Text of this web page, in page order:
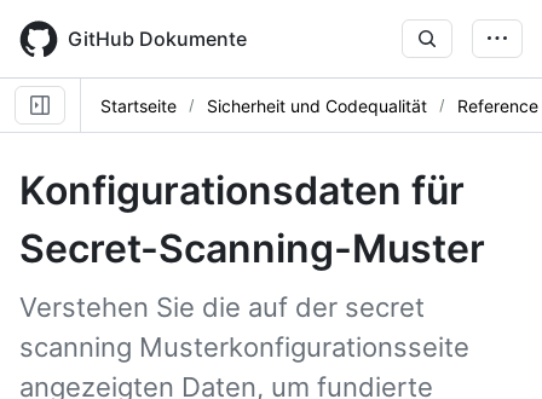
main
content
GitHub Dokumente
Startseite Sicherheit und Codequalität Reference
Konfigurationsdaten für
Secret-Scanning-Muster
Verstehen Sie die auf der secret
scanning Musterkonfigurationsseite
angezeigten Daten, um fundierte